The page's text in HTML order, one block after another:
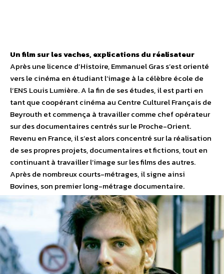
Un film sur les vaches, explications du réalisateur
Après une licence d’Histoire, Emmanuel Gras s’est orienté
vers le cinéma en étudiant l’image à la célèbre école de
l’ENS Louis Lumière. A la fin de ses études, il est parti en
tant que coopérant cinéma au Centre Culturel Français de
Beyrouth et commença à travailler comme chef opérateur
sur des documentaires centrés sur le Proche-Orient.
Revenu en France, il s’est alors concentré sur la réalisation
de ses propres projets, documentaires et fictions, tout en
continuant à travailler l’image sur les films des autres.
Après de nombreux courts-métrages, il signe ainsi
Bovines, son premier long-métrage documentaire.